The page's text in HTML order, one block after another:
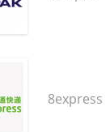
8express